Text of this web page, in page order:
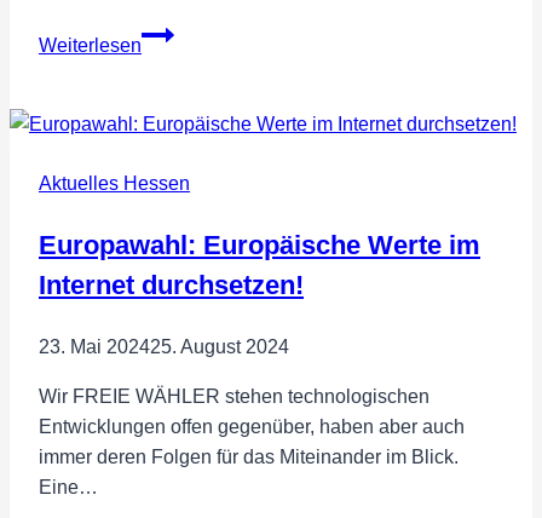
Weiterlesen
Silvester
Aktuelles Hessen
Europawahl: Europäische Werte im
Internet durchsetzen!
23. Mai 202425. August 2024
Wir FREIE WÄHLER stehen technologischen
Entwicklungen offen gegenüber, haben aber auch
immer deren Folgen für das Miteinander im Blick.
Eine…